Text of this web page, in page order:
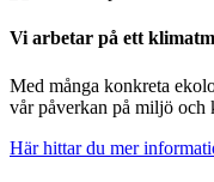
Vi arbetar på ett
Med många konkreta
vår påverkan på miljö och
Här hittar du mer